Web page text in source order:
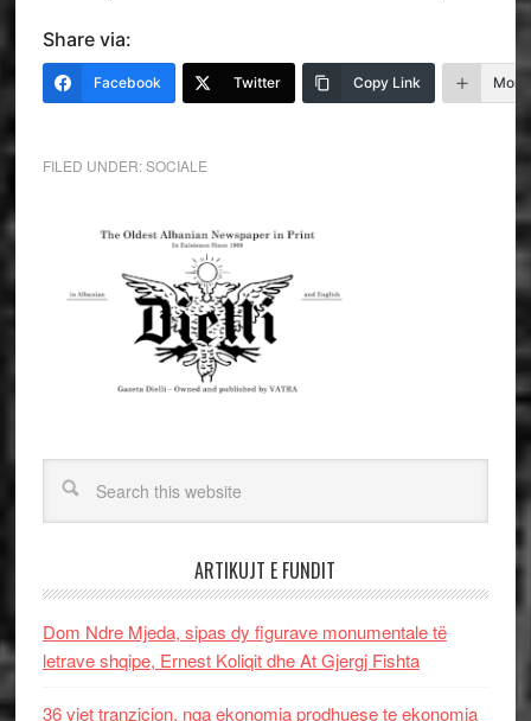
Share via:
Facebook Twitter Copy Link More
FILED UNDER:SOCIALE
ARTIKUJT E FUNDIT
Dom Ndre Mjeda, sipas dy figurave monumentale të
letrave shqipe, Ernest Koliqit dhe At Gjergj Fishta
36 vjet tranzicion, nga ekonomia prodhuese te ekonomia